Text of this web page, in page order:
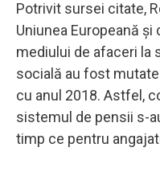
Potrivit sursei citate,
Uniunea Europeană
mediului de afaceri la
socială au fost
cu anul 2018. Astfel,
sistemul de pensii s-
timp ce pentru